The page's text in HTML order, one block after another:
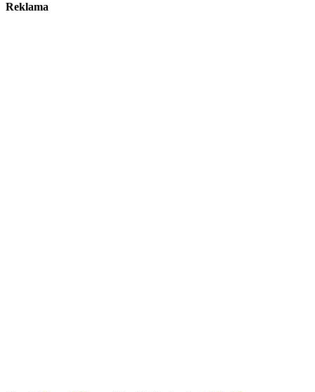
Reklama